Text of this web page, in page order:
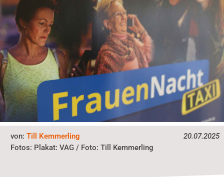
20.07.2025
von:Till Kemmerling
Fotos: Plakat: VAG / Foto: Till Kemmerling